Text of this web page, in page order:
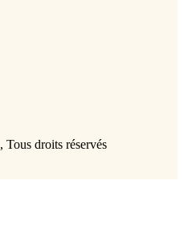
, Tous droits réservés